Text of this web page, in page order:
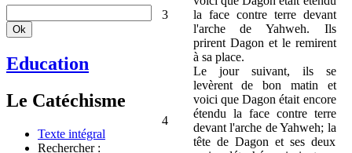
Education
Le Catéchisme
Texte intégral
Rechercher :
3
la face contre terre devant
l'arche de Yahweh. Ils
prirent Dagon et le remirent
à sa place.
4
Le jour suivant, ils se
levèrent de bon matin et
voici que Dagon était encore
étendu la face contre terre
devant l'arche de Yahweh; la
tête de Dagon et ses deux